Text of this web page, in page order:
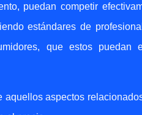
puedan competir
estándares de
que estos puedan
aspectos